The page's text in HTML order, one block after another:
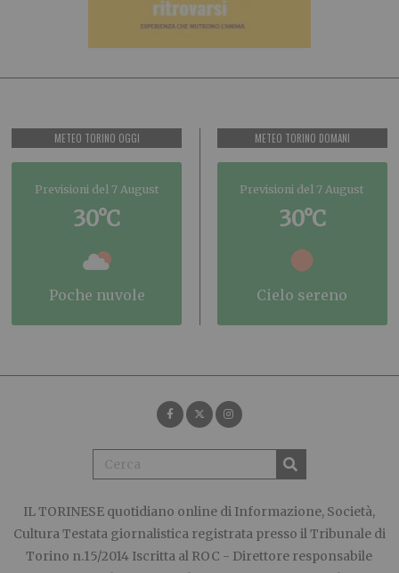
METEO TORINO OGGI
Previsioni del 7 August
30°C
poche nuvole
METEO TORINO DOMANI
Previsioni del 7 August
30°C
cielo sereno
IL TORINESE quotidiano online di Informazione, Società,
Cultura Testata giornalistica registrata presso il Tribunale di
Torino n.15/2014 Iscritta al ROC - Direttore responsabile